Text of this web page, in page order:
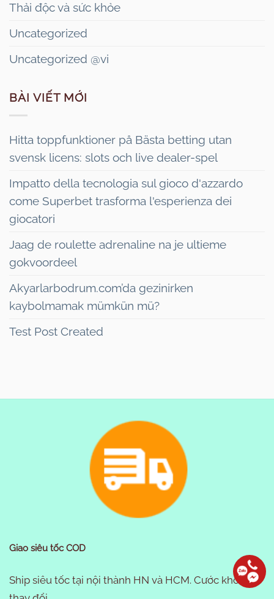
Thải độc và sức khỏe
Uncategorized
Uncategorized @vi
BÀI VIẾT MỚI
Hitta toppfunktioner på Bästa betting utan
svensk licens: slots och live dealer-spel
Impatto della tecnologia sul gioco d'azzardo
come Superbet trasforma l'esperienza dei
giocatori
Jaag de roulette adrenaline na je ultieme
gokvoordeel
Akyarlarbodrum.com’da gezinirken
kaybolmamak mümkün mü?
Test Post Created
Giao siêu tốc COD
Ship siêu tốc tại nội thành HN và HCM. Cước không